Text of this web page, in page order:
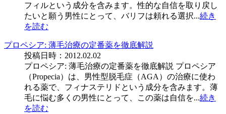
フィルという成分を含みます。性的な自信を取り戻し
たいと願う男性にとって、バリフは頼れる選択...続き
を読む
プロペシア: 薄毛治療の定番薬を徹底解説
投稿日時：2012.02.02
プロペシア: 薄毛治療の定番薬を徹底解説 プロペシア
（Propecia）は、男性型脱毛症（AGA）の治療に使わ
れる薬で、フィナステリドという成分を含みます。薄
毛に悩む多くの男性にとって、この薬は自信を...続き
を読む